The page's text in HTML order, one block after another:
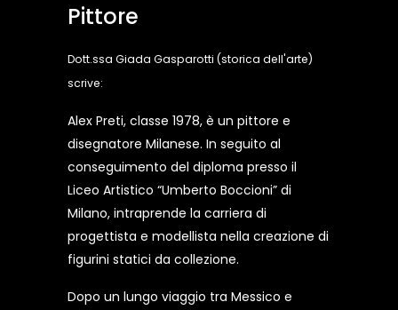
Pittore
Dott.ssa Giada Gasparotti (storica dell'arte)
scrive:
Alex Preti, classe 1978, è un pittore e
disegnatore Milanese. In seguito al
conseguimento del diploma presso il
Liceo Artistico “Umberto Boccioni” di
Milano, intraprende la carriera di
progettista e modellista nella creazione di
figurini statici da collezione.
Dopo un lungo viaggio tra Messico e